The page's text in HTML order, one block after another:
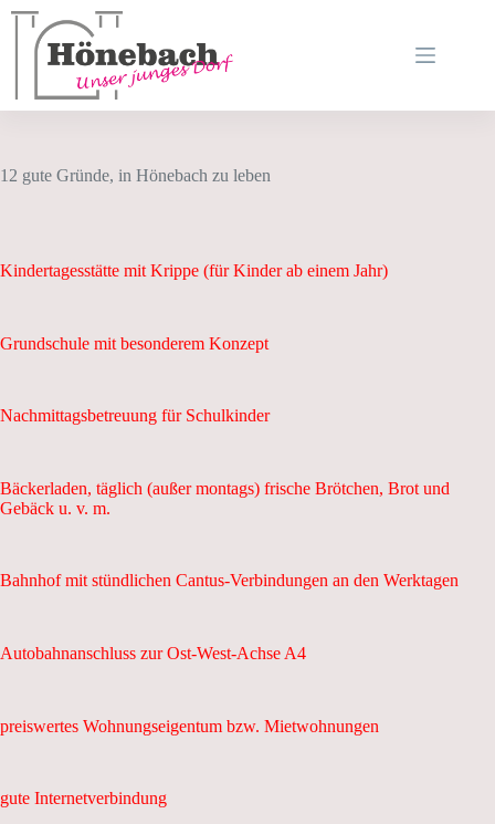
Zum
Inhalt
springen
12 gute Gründe, in Hönebach zu leben
Kindertagesstätte mit Krippe (für Kinder ab einem Jahr)
Grundschule mit besonderem Konzept
Nachmittagsbetreuung für Schulkinder
Bäckerladen, täglich (außer montags) frische Brötchen, Brot und
Gebäck u. v. m.
Bahnhof mit stündlichen Cantus-Verbindungen an den Werktagen
Autobahnanschluss zur Ost-West-Achse A4
preiswertes Wohnungseigentum bzw. Mietwohnungen
gute Internetverbindung